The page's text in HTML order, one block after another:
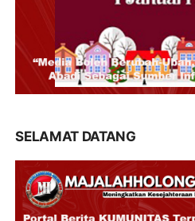
SELAMAT DATANG